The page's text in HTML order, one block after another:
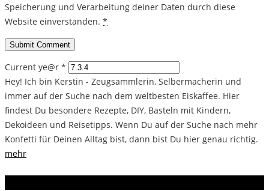
Speicherung und Verarbeitung deiner Daten durch diese
Website einverstanden. *
Current ye@r *
Hey! Ich bin Kerstin - Zeugsammlerin, Selbermacherin und
immer auf der Suche nach dem weltbesten Eiskaffee. Hier
findest Du besondere Rezepte, DIY, Basteln mit Kindern,
Dekoideen und Reisetipps. Wenn Du auf der Suche nach mehr
Konfetti für Deinen Alltag bist, dann bist Du hier genau richtig.
mehr